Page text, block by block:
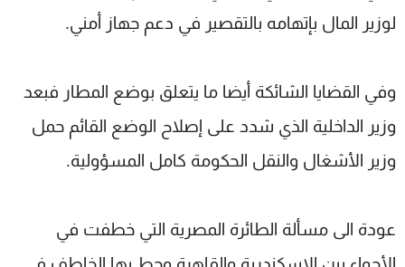
لوزير المال بإتهامه بالتقصير في دعم جهاز أمني.
وفي القضايا الشائكة أيضا ما يتعلق بوضع المطار فبعد
وزير الداخلية الذي شدد على إصلاح الوضع القائم حمل
وزير الأشغال والنقل الحكومة كامل المسؤولية.
عودة الى مسألة الطائرة المصرية التي خطفت في